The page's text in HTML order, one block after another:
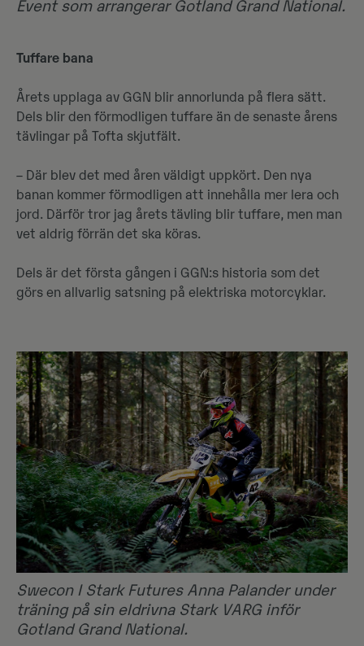
Event som arrangerar Gotland Grand National.
Tuffare bana
Årets upplaga av GGN blir annorlunda på flera sätt.
Dels blir den förmodligen tuffare än de senaste årens
tävlingar på Tofta skjutfält.
– Där blev det med åren väldigt uppkört. Den nya
banan kommer förmodligen att innehålla mer lera och
jord. Därför tror jag årets tävling blir tuffare, men man
vet aldrig förrän det ska köras.
Dels är det första gången i GGN:s historia som det
görs en allvarlig satsning på elektriska motorcyklar.
Swecon I Stark Futures Anna Palander under
träning på sin eldrivna Stark VARG inför
Gotland Grand National.